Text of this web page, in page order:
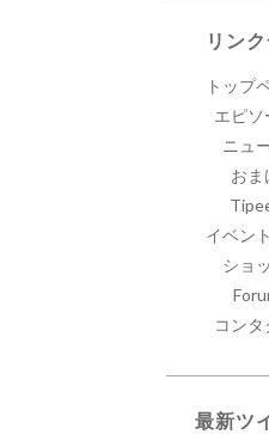
リン
トップ
エピソ
ニュ
おま
イベン
ショ
コンタ
最新ツ